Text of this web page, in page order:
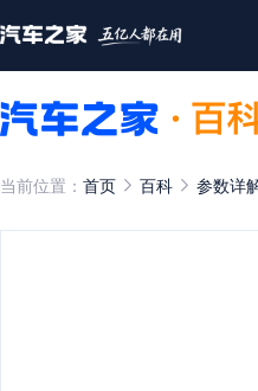
当前位置： 首页 百科 参数详